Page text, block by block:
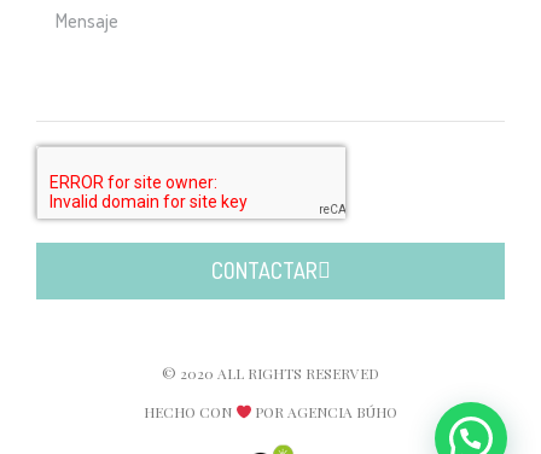
CONTACTAR
© 2020 ALL RIGHTS RESERVED​
HECHO CON
POR AGENCIA BÚHO